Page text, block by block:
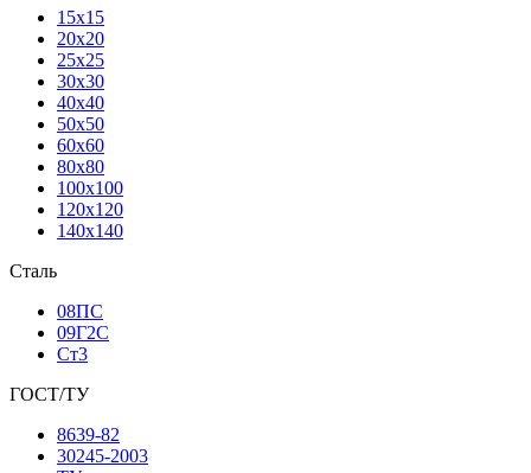
15х15
20х20
25х25
30х30
40х40
50х50
60х60
80х80
100х100
120х120
140х140
Сталь
08ПС
09Г2С
Ст3
ГОСТ/ТУ
8639-82
30245-2003